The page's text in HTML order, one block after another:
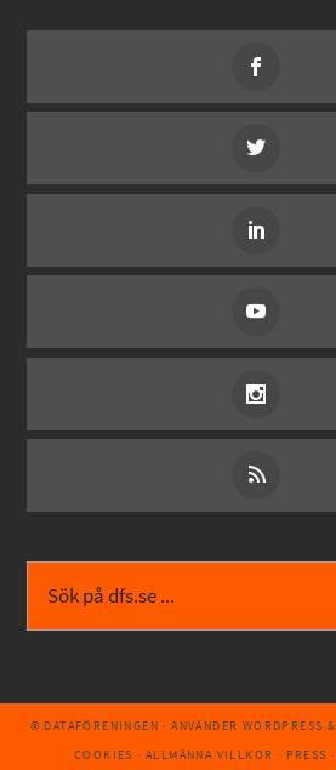
© DATAFÖRENINGEN · ANVÄNDER WORDPRESS &
COOKIES · ALLMÄNNA VILLKOR · PRESS ·